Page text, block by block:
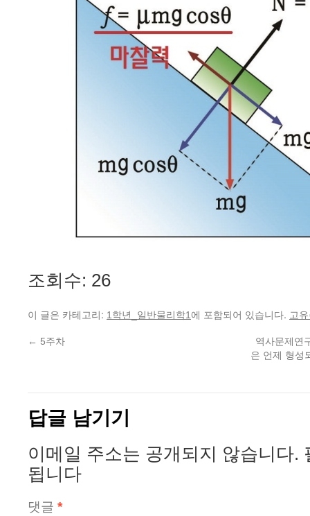
조회수: 26
이 글은 카테고리: 1학년_일반물리학1에 포함되어 있습니다. 고
← 5주차
역사문제연
은 언제 형성
답글 남기기
이메일 주소는 공개되지 않습니다.
됩니다
댓글 *